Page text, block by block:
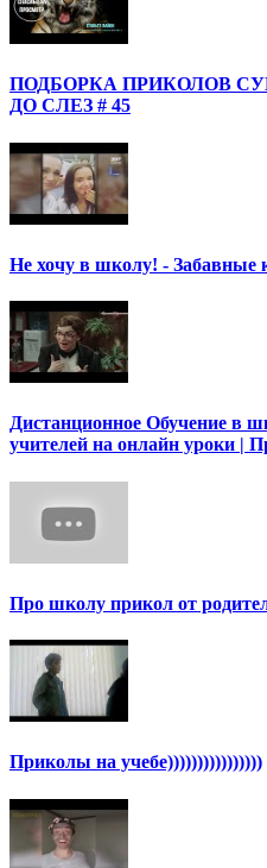
ПОДБОРКА ПРИКОЛОВ
ДО СЛЕЗ # 45
Не хочу в школу! - Забавные
Дистанционное Обучение в
учителей на онлайн уроки |
Про школу прикол от
Приколы на учебе))))))))))))))))